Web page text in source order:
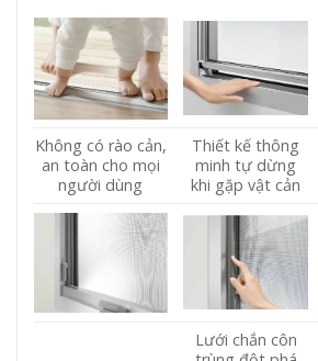
Không có rào cản,
an toàn cho mọi
người dùng
Thiết kế thông
minh tự dừng
khi gặp vật cản
Lưới chắn côn